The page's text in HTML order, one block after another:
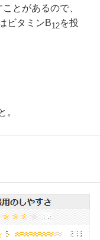
とがあるので、
ビタミンB12を投
。
れがある。］